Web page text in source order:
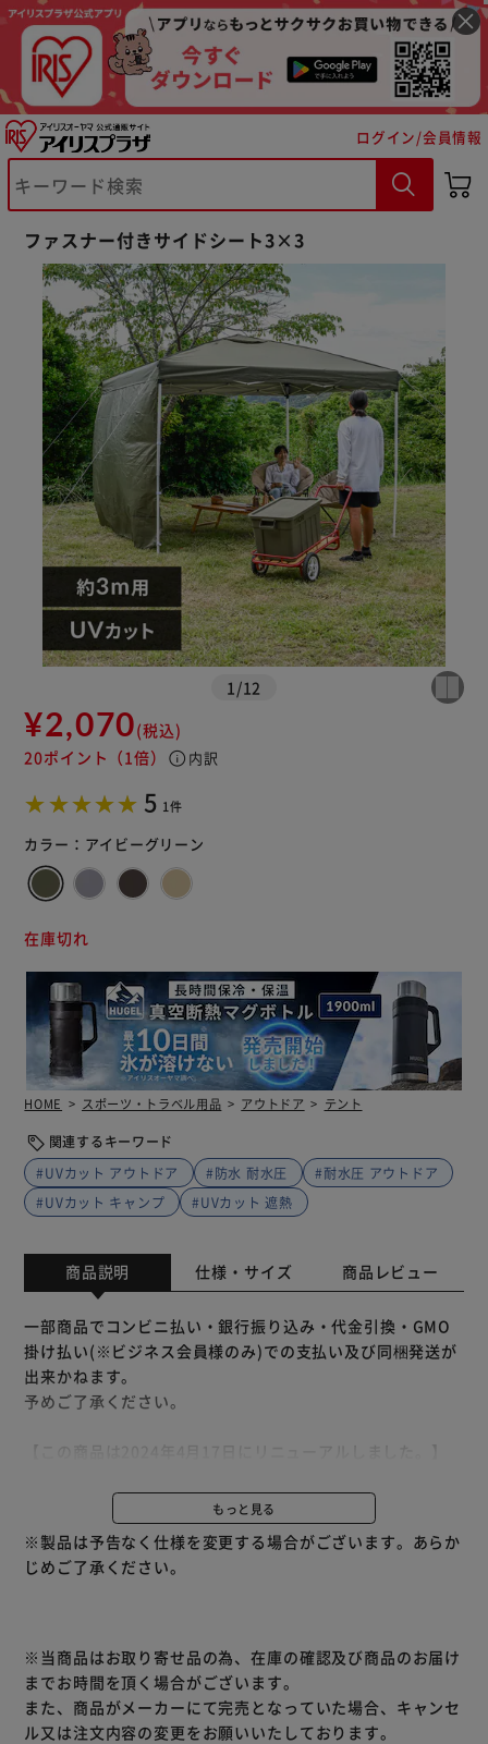
ログイン/会員情報
ファスナー付きサイドシート3×3
1 /12
¥2,070(税込)
20ポイント （1倍） info 内訳
5 1件
カラー： アイビーグリーン
在庫切れ
HOME スポーツ・トラベル用品 アウトドア テント
関連するキーワード
#UVカット アウトドア
#防水 耐水圧
#耐水圧 アウトドア
#UVカット キャンプ
#UVカット 遮熱
商品説明 仕様・サイズ 商品レビュー
一部商品でコンビニ払い・銀行振り込み・代金引換・GMO
掛け払い(※ビジネス会員様のみ)での支払い及び同梱発送が
出来かねます。
予めご了承ください。
サイドからの日差しや雨・風をカットしてくれます。
タープテントに面ファスナーで簡単固定。
複数のサイドシート同士をファスナーで隙間なく連結できま
＊テントは別売りです。
もっと見る
※製品は予告なく仕様を変更する場合がございます。あらか
じめご了承ください。
※当商品はお取り寄せ品の為、在庫の確認及び商品のお届け
までお時間を頂く場合がございます。
また、商品がメーカーにて完売となっていた場合、キャンセ
ル又は注文内容の変更をお願いいたしております。
※ご確認ください
カートに入れる 購入手続きへ